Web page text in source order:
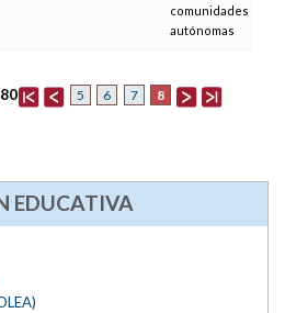
comunidades
autónomas
5 6 7 8
80
EDUCATIVA